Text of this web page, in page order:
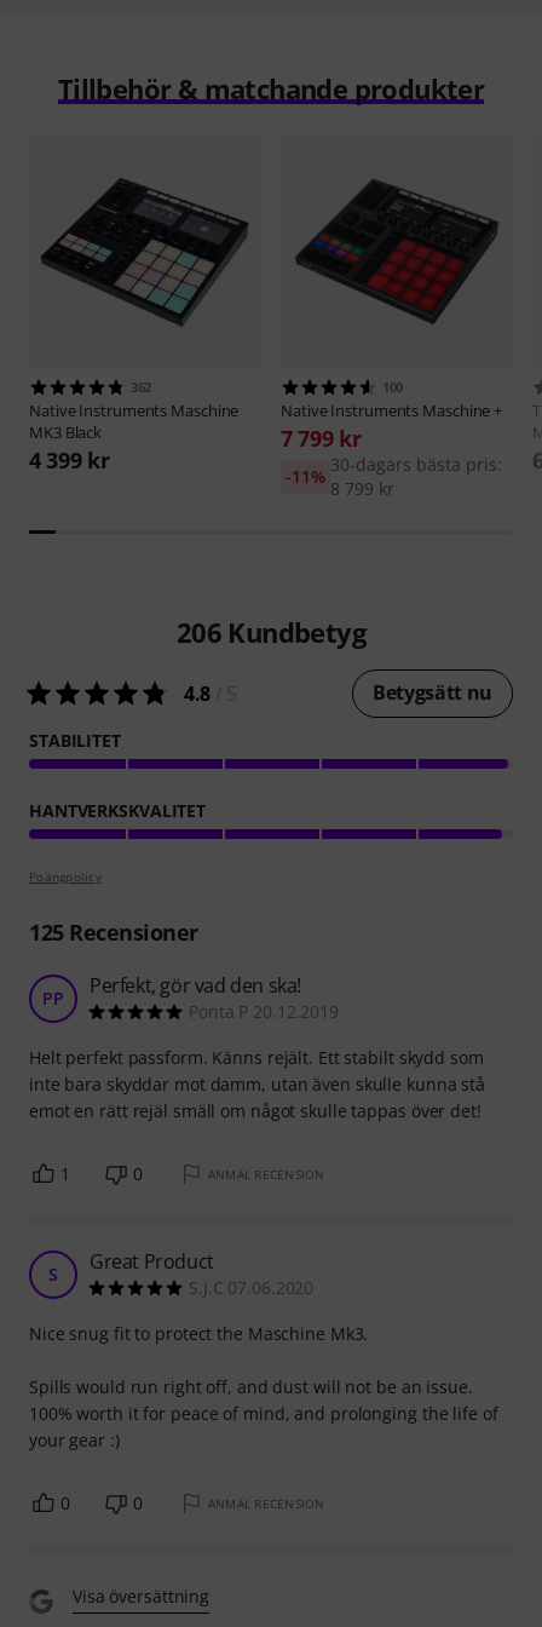
Tillbehör & matchande produkter
362
Native Instruments Maschine
MK3 Black
4 399 kr
100
Native Instruments Maschine +
7 799 kr
30-dagars bästa pris:
8 799 kr
-11%
206 Kundbetyg
4.8 Betygsätt nu
STABILITET
HANTVERKSKVALITET
Poängpolicy
125Recensioner
PP Perfekt, gör vad den ska!
Ponta P 20.12.2019
Helt perfekt passform. Känns rejält. Ett stabilt skydd som
inte bara skyddar mot damm, utan även skulle kunna stå
emot en rätt rejäl smäll om något skulle tappas över det!
1 0 ANMÄL RECENSION
S Great Product
S.J.C 07.06.2020
Nice snug fit to protect the Maschine Mk3.
Spills would run right off, and dust will not be an issue.
100% worth it for peace of mind, and prolonging the life of
your gear :)
0 0 ANMÄL RECENSION
Visa översättning